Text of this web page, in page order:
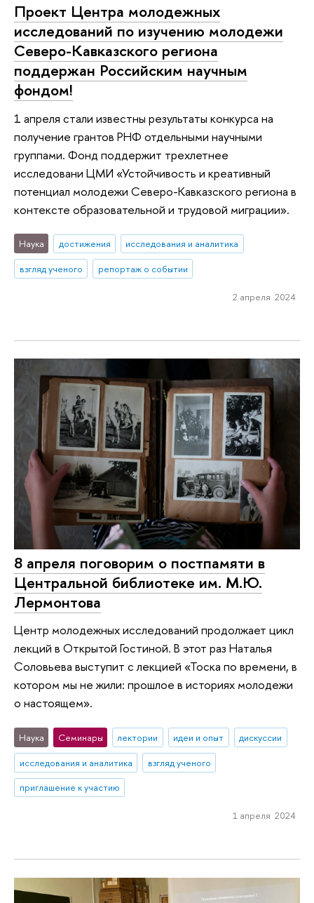
Проект Центра молодежных
исследований по изучению молодежи
Северо-Кавказского региона
поддержан Российским научным
фондом!
1 апреля стали известны результаты конкурса на
получение грантов РНФ отдельными научными
группами. Фонд поддержит трехлетнее
исследовани ЦМИ «Устойчивость и креативный
потенциал молодежи Северо-Кавказского региона в
контексте образовательной и трудовой миграции».
Наука достижения
исследования и аналитика
взгляд ученого
репортаж о событии
2 апреля 2024
8 апреля поговорим о постпамяти в
Центральной библиотеке им. М.Ю.
Лермонтова
Центр молодежных исследований продолжает цикл
лекций в Открытой Гостиной. В этот раз Наталья
Соловьева выступит с лекцией «Тоска по времени, в
котором мы не жили: прошлое в историях молодежи
о настоящем».
Наука Семинары лектории идеи и опыт
дискуссии
исследования и аналитика
взгляд ученого
приглашение к участию
1 апреля 2024